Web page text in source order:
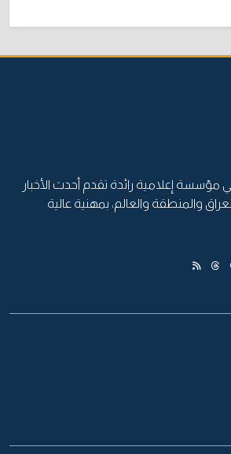
مؤسسة إعلامية رائدة تقدم أحدث الأخبار
والمنطقة والعالم، بمهنية عالية